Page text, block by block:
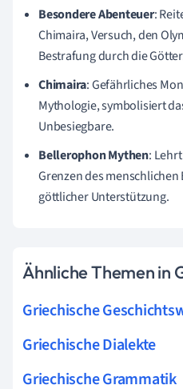
Besondere Abenteuer:
Chimaira, Versuch, den
Bestrafung durch die
Chimaira: Gefährliches
Mythologie, symbolisiert
Unbesiegbare.
Bellerophon Mythen:
Grenzen des
göttlicher Unterstützung.
Ähnliche Themen in
Griechische
Griechische Dialekte
Griechische Grammatik